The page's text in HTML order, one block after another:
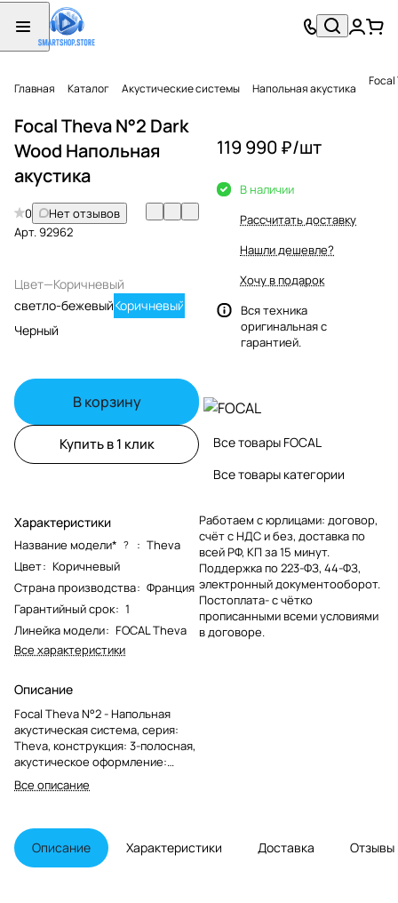
Главная Каталог Акустические системы Напольная акустика Focal
Focal Theva N°2 Dark
Wood Напольная
акустика
0
Нет отзывов
Арт.92962
Цвет—Коричневый
светло-бежевыйКоричневый
Черный
В корзину
Купить в 1 клик
Характеристики
Название модели* ? : Theva
Цвет: Коричневый
Страна производства: Франция
Гарантийный срок: 1
Линейка модели: FOCAL Theva
Все характеристики
Описание
Focal Theva N°2 - Напольная
акустическая система, серия:
Theva, конструкция: 3-полосная,
акустическое оформление:
фазоинвертор, мощность: 40 —
200 Вт, диапазон частот: 53 Гц —
сопротивление: 8 Ом, габариты:
931×191×352 мм, вес: 17 кг.
Все описание
119 990 ₽/шт
В наличии
Рассчитать доставку
Нашли дешевле?
Хочу в подарок
Вся техника
оригинальная с
гарантией.
Все товары FOCAL
Все товары категории
Работаем с юрлицами: договор,
счёт с НДС и без, доставка по
всей РФ, КП за 15 минут.
Поддержка по 223-ФЗ, 44-ФЗ,
электронный документооборот.
Постоплата- с чётко
прописанными всеми условиями
в договоре.
Описание Характеристики Доставка Отзывы